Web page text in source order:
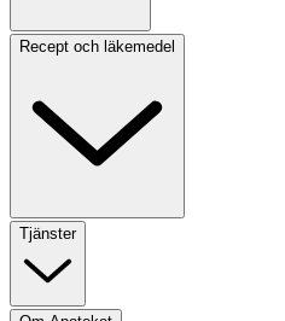
Recept och läkemedel
Tjänster